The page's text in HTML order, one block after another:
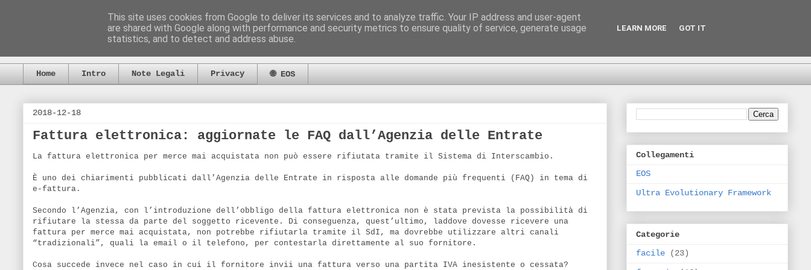
Home Intro Note Legali Privacy 🌐 EOS
2018-12-18
Fattura elettronica: aggiornate le FAQ dall’Agenzia delle Entrate
La fattura elettronica per merce mai acquistata non può essere rifiutata tramite il Sistema di Interscambio.
È uno dei chiarimenti pubblicati dall’Agenzia delle Entrate in risposta alle domande più frequenti (FAQ) in tema di
e-fattura.
Secondo l’Agenzia, con l’introduzione dell’obbligo della fattura elettronica non è stata prevista la possibilità di
rifiutare la stessa da parte del soggetto ricevente. Di conseguenza, quest’ultimo, laddove dovesse ricevere una
fattura per merce mai acquistata, non potrebbe rifiutarla tramite il SdI, ma dovrebbe utilizzare altri canali
“tradizionali”, quali la email o il telefono, per contestarla direttamente al suo fornitore.
Cosa succede invece nel caso in cui il fornitore invii una fattura verso una partita IVA inesistente o cessata?
Collegamenti
EOS
Ultra Evolutionary Framework
Categorie
facile
(23)
This site uses cookies from Google to deliver its services and to analyze traffic. Your IP address and user-agent
are shared with Google along with performance and security metrics to ensure quality of service, generate usage
statistics, and to detect and address abuse.
LEARN MORE GOT IT